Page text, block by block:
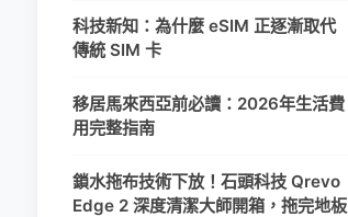
科技新知：為什麼 eSIM 正逐漸取代
傳統 SIM 卡
移居馬來西亞前必讀：2026年生活費
用完整指南
鎖水拖布技術下放！石頭科技 Qrevo
Edge 2 深度清潔大師開箱，拖完地板